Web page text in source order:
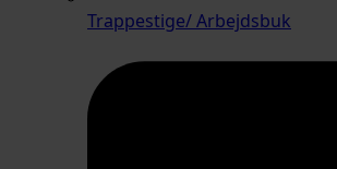
Trappestige/ Arbejdsbuk